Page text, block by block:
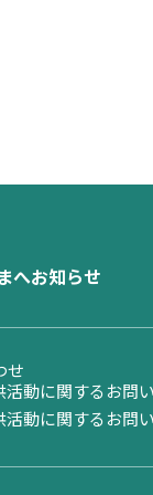
へお知らせ
せ
活動に関するお問
活動に関するお問